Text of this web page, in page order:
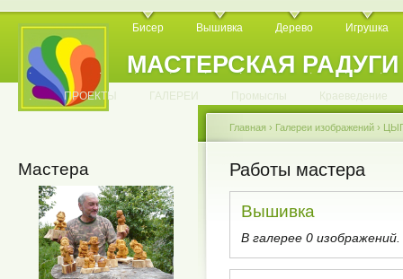
МАСТЕРСКАЯ РАДУГИ
Бисер Вышивка Дерево Игрушка
. . . . . . . . . . .
. ПРОЕКТЫ ГАЛЕРЕИ Промыслы Краеведение
Мастера
Главная › Галереи изображений ›
Работы мастера
Вышивка
В галерее 0 изображений.